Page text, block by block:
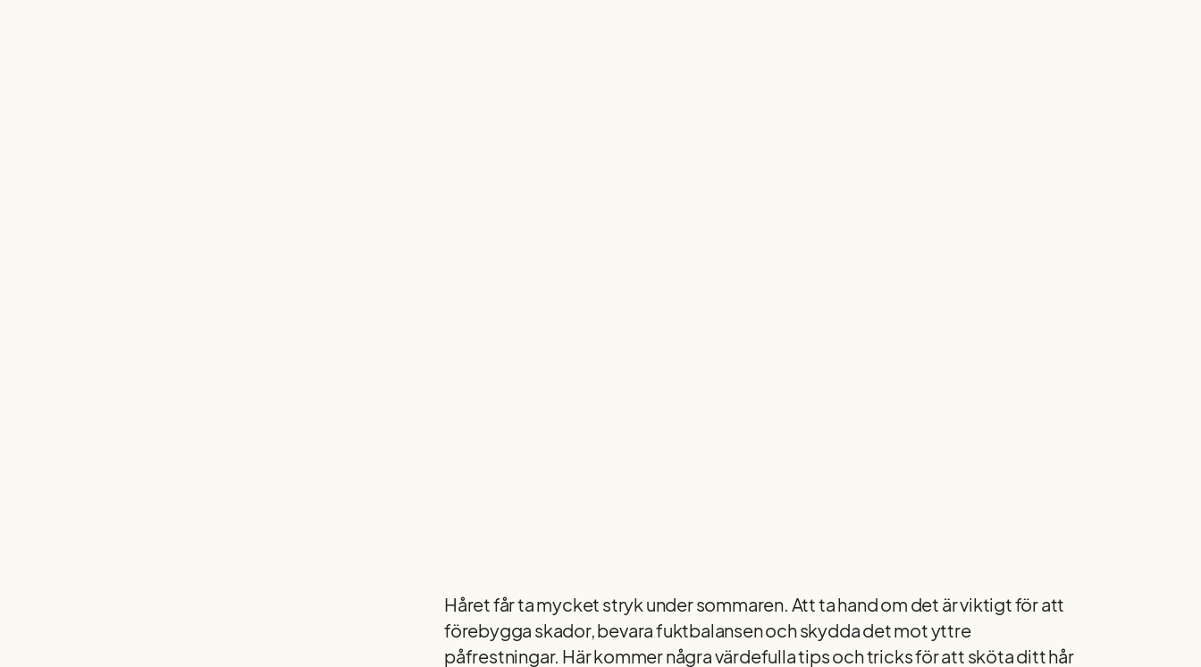
Håret får ta mycket stryk under sommaren. Att ta hand om det är viktigt för att
förebygga skador, bevara fuktbalansen och skydda det mot yttre
påfrestningar. Här kommer några värdefulla tips och tricks för att sköta ditt hår